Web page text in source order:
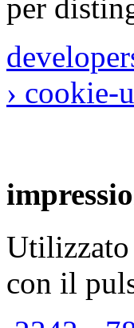
per
› cookie-
Utilizzato
con il